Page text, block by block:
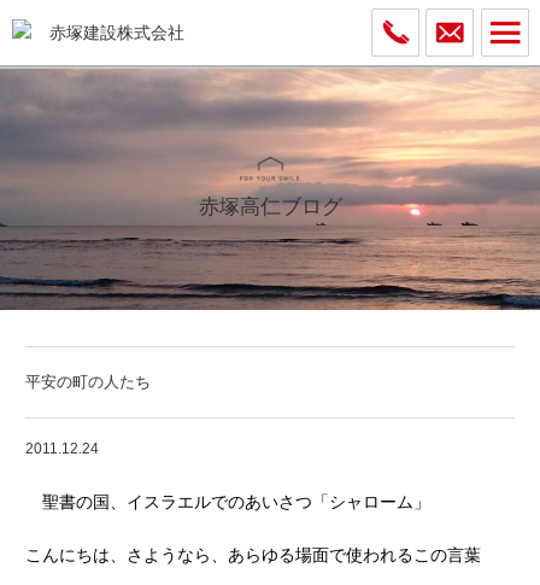
赤塚高仁ブログ
平安の町の人たち
2011.12.24
聖書の国、イスラエルでのあいさつ「シャローム」
こんにちは、さようなら、あらゆる場面で使われるこの言葉